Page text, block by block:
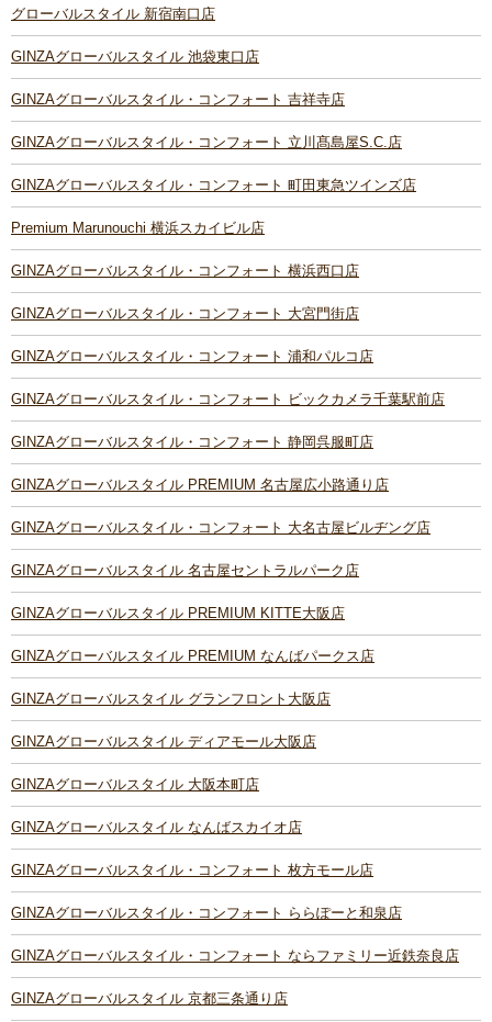
グローバルスタイル 新宿南口店
GINZAグローバルスタイル 池袋東口店
GINZAグローバルスタイル・コンフォート 吉祥寺店
GINZAグローバルスタイル・コンフォート 立川髙島屋S.C.店
GINZAグローバルスタイル・コンフォート 町田東急ツインズ店
Premium Marunouchi 横浜スカイビル店
GINZAグローバルスタイル・コンフォート 横浜西口店
GINZAグローバルスタイル・コンフォート 大宮門街店
GINZAグローバルスタイル・コンフォート 浦和パルコ店
GINZAグローバルスタイル・コンフォート ビックカメラ千葉駅前店
GINZAグローバルスタイル・コンフォート 静岡呉服町店
GINZAグローバルスタイル PREMIUM 名古屋広小路通り店
GINZAグローバルスタイル・コンフォート 大名古屋ビルヂング店
GINZAグローバルスタイル 名古屋セントラルパーク店
GINZAグローバルスタイル PREMIUM KITTE大阪店
GINZAグローバルスタイル PREMIUM なんばパークス店
GINZAグローバルスタイル グランフロント大阪店
GINZAグローバルスタイル ディアモール大阪店
GINZAグローバルスタイル 大阪本町店
GINZAグローバルスタイル なんばスカイオ店
GINZAグローバルスタイル・コンフォート 枚方モール店
GINZAグローバルスタイル・コンフォート ららぽーと和泉店
GINZAグローバルスタイル・コンフォート ならファミリー近鉄奈良店
GINZAグローバルスタイル 京都三条通り店